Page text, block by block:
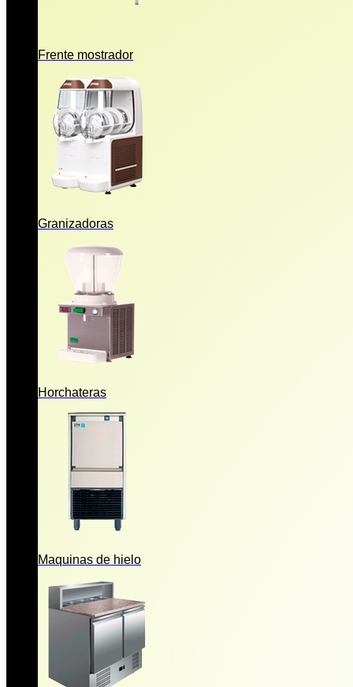
Frente mostrador
Granizadoras
Horchateras
Maquinas de hielo